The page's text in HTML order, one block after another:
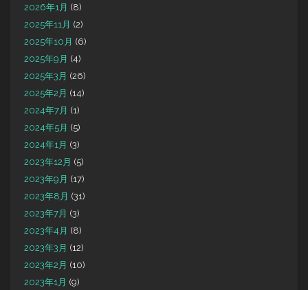
2026年1月 (8)
2025年11月 (2)
2025年10月 (6)
2025年9月 (4)
2025年3月 (26)
2025年2月 (14)
2024年7月 (1)
2024年5月 (5)
2024年1月 (3)
2023年12月 (5)
2023年9月 (17)
2023年8月 (31)
2023年7月 (3)
2023年4月 (8)
2023年3月 (12)
2023年2月 (10)
2023年1月 (9)